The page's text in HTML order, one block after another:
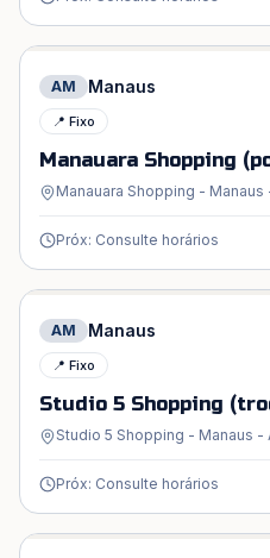
AM Manaus
📍 Fixo
Manauara Shopping
Manauara Shopping - Manaus
Próx: Consulte horários
AM Manaus
📍 Fixo
Studio 5 Shopping
Studio 5 Shopping - Manaus -
Próx: Consulte horários